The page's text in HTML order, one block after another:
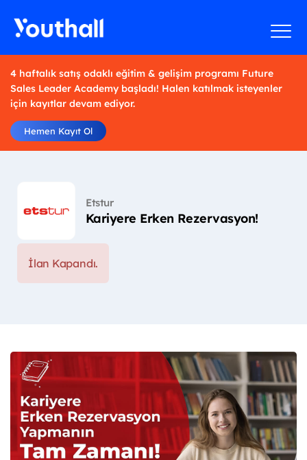
4 haftalık satış odaklı eğitim & gelişim programı Future
Sales Leader Academy başladı! Halen katılmak isteyenler
için kayıtlar devam ediyor.
Hemen Kayıt Ol
Etstur
Kariyere Erken Rezervasyon!
İlan Kapandı.